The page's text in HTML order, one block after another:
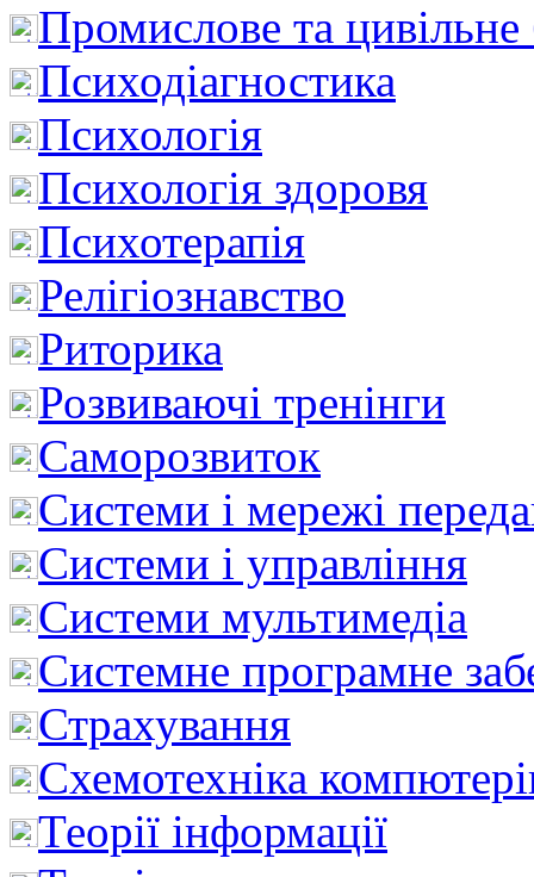
Промислове та цивільне
Психодіагностика
Психологія
Психологія здоровя
Психотерапія
Релігіознавство
Риторика
Розвиваючі тренінги
Саморозвиток
Системи і мережі
Системи і управління
Системи мультимедіа
Системне програмне
Страхування
Схемотехніка
Теорії інформації